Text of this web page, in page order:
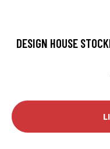
DESIGN HOUSE